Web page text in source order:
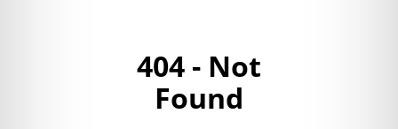
404 - Not
Found